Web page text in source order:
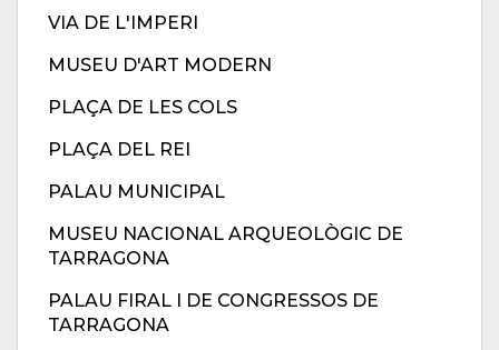
VIA DE L'IMPERI
MUSEU D'ART MODERN
PLAÇA DE LES COLS
PLAÇA DEL REI
PALAU MUNICIPAL
MUSEU NACIONAL ARQUEOLÒGIC DE
TARRAGONA
PALAU FIRAL I DE CONGRESSOS DE
TARRAGONA